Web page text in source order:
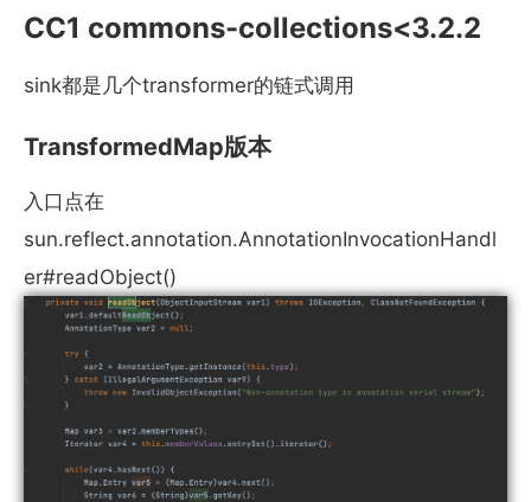
CC1 commons-collections<3.2.2
sink都是几个transformer的链式调用
TransformedMap版本
入口点在
sun.reflect.annotation.AnnotationInvocationHandl
er#readObject()